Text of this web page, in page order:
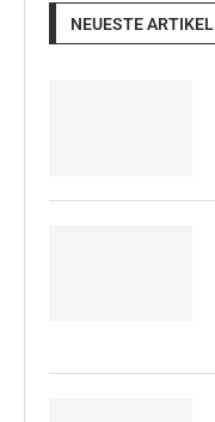
NEUESTE ARTIKEL